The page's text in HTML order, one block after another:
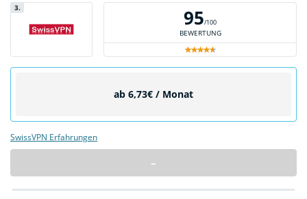
3. 95/100
BEWERTUNG
ab 6,73€ / Monat
SwissVPN Erfahrungen
–